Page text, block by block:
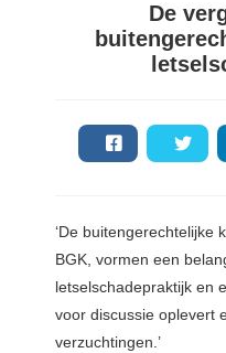
De
‘De buitengerechtelijke
BGK, vormen een
letselschadepraktijk en
voor discussie oplevert
verzuchtingen.’